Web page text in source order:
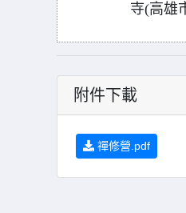
寺(高雄
附件下載
禪修營.pdf